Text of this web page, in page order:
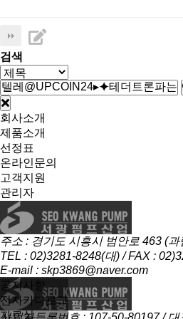
공지사항
전자카다로그
자료실
검색
회사소개
제품소개
선정표
온라인문의
고객지원
관리자
주소 : 경기도 시흥시 범안로 463 (과
TEL : 02)3281-8248(대) / FAX :
E-mail : skp3869@naver.com